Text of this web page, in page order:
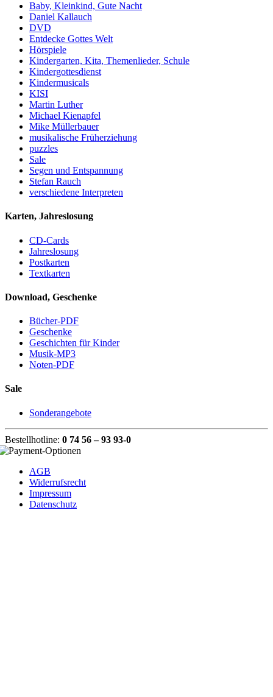
Baby, Kleinkind, Gute Nacht
Daniel Kallauch
DVD
Entdecke Gottes Welt
Hörspiele
Kindergarten, Kita, Themenlieder, Schule
Kindergottesdienst
Kindermusicals
KISI
Martin Luther
Michael Kienapfel
Mike Müllerbauer
musikalische Früherziehung
puzzles
Sale
Segen und Entspannung
Stefan Rauch
verschiedene Interpreten
Karten, Jahreslosung
CD-Cards
Jahreslosung
Postkarten
Textkarten
Download, Geschenke
Bücher-PDF
Geschenke
Geschichten für Kinder
Musik-MP3
Noten-PDF
Sale
Sonderangebote
Bestellhotline: 0 74 56 – 93 93-0
AGB
Widerrufsrecht
Impressum
Datenschutz